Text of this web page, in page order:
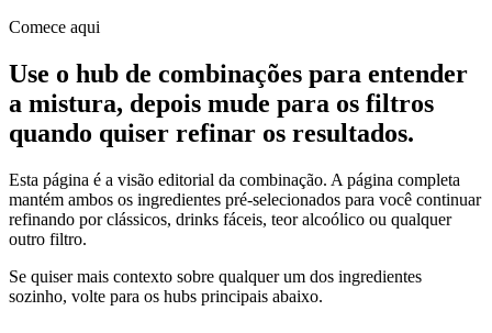
Comece aqui
Use o hub de combinações para entender
a mistura, depois mude para os filtros
quando quiser refinar os resultados.
Esta página é a visão editorial da combinação. A página completa
mantém ambos os ingredientes pré-selecionados para você continuar
refinando por clássicos, drinks fáceis, teor alcoólico ou qualquer
outro filtro.
Se quiser mais contexto sobre qualquer um dos ingredientes
sozinho, volte para os hubs principais abaixo.